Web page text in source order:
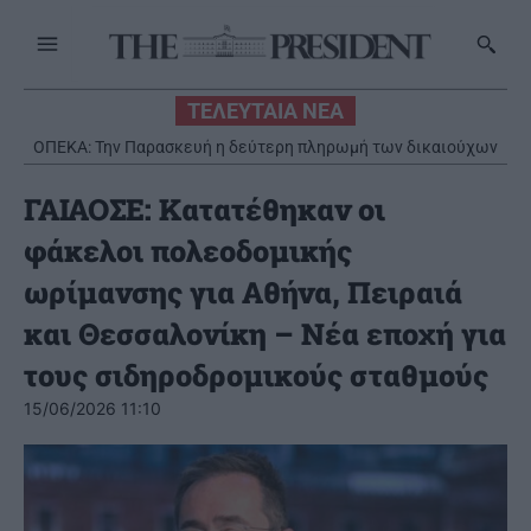
ΤΕΛΕΥΤΑΙΑ ΝΕΑ
ΟΠΕΚΑ: Την Παρασκευή η δεύτερη πληρωμή των δικαιούχων
του Λογαριασμού Αγροτικής Εστίας
ΓΑΙΑΟΣΕ: Κατατέθηκαν οι
φάκελοι πολεοδομικής
ωρίμανσης για Αθήνα, Πειραιά
και Θεσσαλονίκη – Νέα εποχή για
τους σιδηροδρομικούς σταθμούς
15/06/2026 11:10